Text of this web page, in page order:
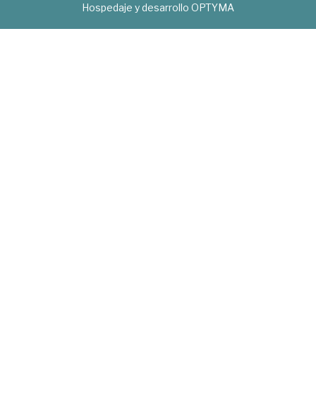
Hospedaje y desarrollo OPTYMA